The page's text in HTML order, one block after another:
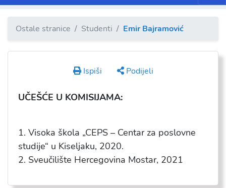
Ostale stranice Studenti Emir Bajramović
Ispiši Podijeli
UČEŠĆE U KOMISIJAMA:
1. Visoka škola „CEPS – Centar za poslovne
studije“ u Kiseljaku, 2020.
2. Sveučilište Hercegovina Mostar, 2021